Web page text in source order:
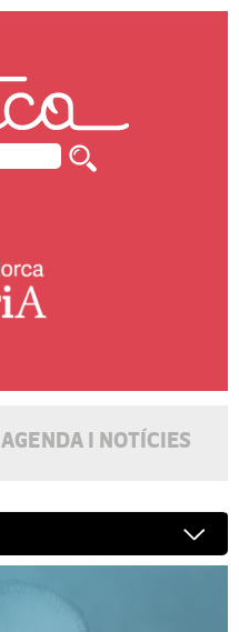
AGENDA I NOTÍCIES